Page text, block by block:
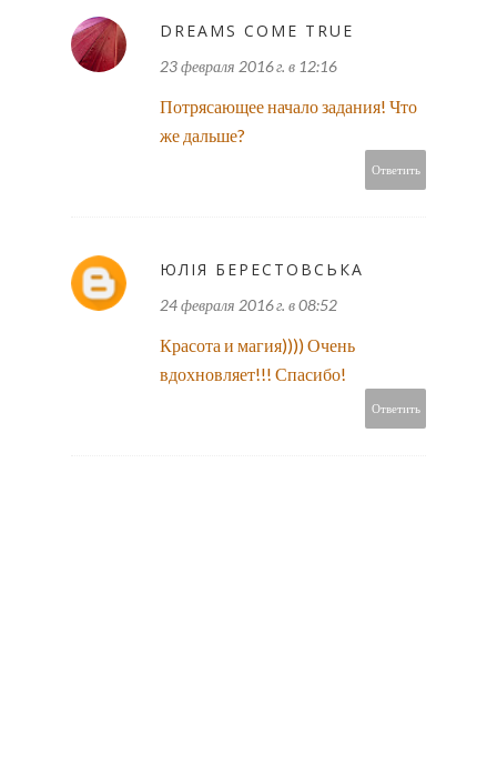
DREAMS COME TRUE
23 февраля 2016 г. в 12:16
Потрясающее начало задания! Что
же дальше?
Ответить
ЮЛІЯ БЕРЕСТОВСЬКА
24 февраля 2016 г. в 08:52
Красота и магия)))) Очень
вдохновляет!!! Спасибо!
Ответить